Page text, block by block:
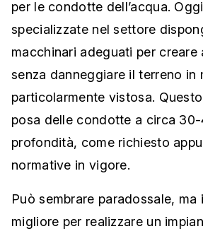
per le condotte dell’acqua.
specializzate nel settore
macchinari adeguati per creare
senza danneggiare il terreno in
particolarmente vistosa.
posa delle condotte a circa
profondità, come richiesto
normative in vigore.
Può sembrare paradossale, ma
migliore per realizzare un